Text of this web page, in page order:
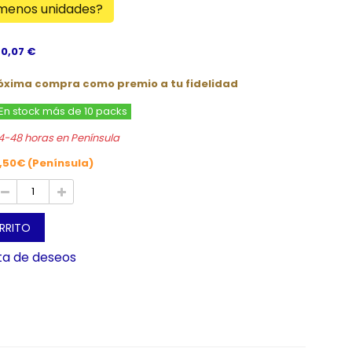
unidades?
€
compra como premio a tu fidelidad
stock más de 10 packs
48 horas en Península
(Península)
de deseos